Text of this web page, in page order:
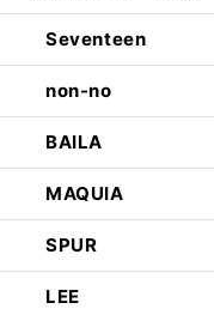
Seventeen
non-no
BAILA
MAQUIA
SPUR
LEE